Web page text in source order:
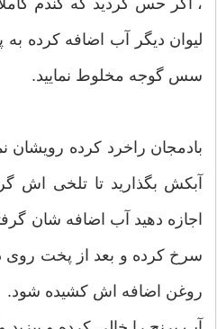
لیوان دیگر آب اضافه کرده
سس گوجه مخلوط نمایید.
بادمجان راخرد کرده رویشان
آبکش بگذارید تا تلخی اش
اجازه دهید آب اضافه شان
سرخ کرده و بعد از پخت روی
روغن اضافه اش کشیده شود.